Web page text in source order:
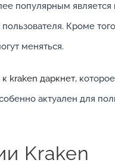
популярным является
Кроме
меняться.
kraken даркнет,
актуален для
Kraken